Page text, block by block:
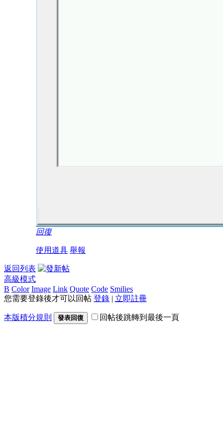
回復
使用道具 舉報
返回列表
高級模式
B Color Image Link Quote Code Smilies
您需要登錄後才可以回帖 登錄 | 立即註冊
本版積分規則 發表回復 回帖後跳轉到最後一頁